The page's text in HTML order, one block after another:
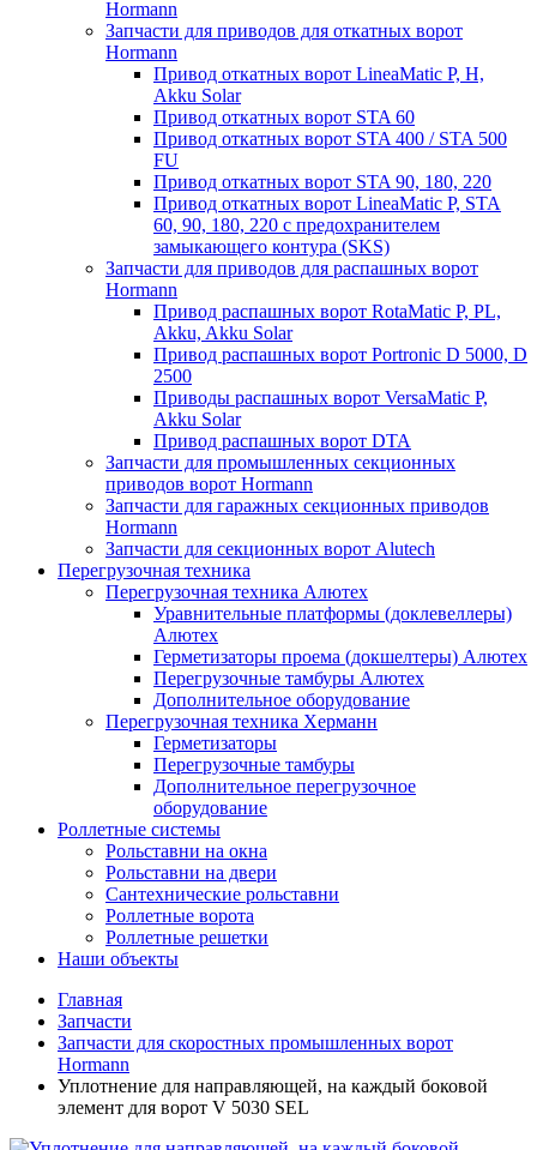
Hormann
Запчасти для приводов для откатных ворот
Hormann
Привод откатных ворот LineaMatic P, H,
Akku Solar
Привод откатных ворот STA 60
Привод откатных ворот STA 400 / STA 500
FU
Привод откатных ворот STA 90, 180, 220
Привод откатных ворот LineaMatic P, STA
60, 90, 180, 220 с предохранителем
замыкающего контура (SKS)
Запчасти для приводов для распашных ворот
Hormann
Привод распашных ворот RotaMatic P, PL,
Akku, Akku Solar
Привод распашных ворот Portronic D 5000, D
2500
Приводы распашных ворот VersaMatic P,
Akku Solar
Привод распашных ворот DTA
Запчасти для промышленных секционных
приводов ворот Hormann
Запчасти для гаражных секционных приводов
Hormann
Запчасти для секционных ворот Alutech
Перегрузочная техника
Перегрузочная техника Алютех
Уравнительные платформы (доклевеллеры)
Алютех
Герметизаторы проема (докшелтеры) Алютех
Перегрузочные тамбуры Алютех
Дополнительное оборудование
Перегрузочная техника Херманн
Герметизаторы
Перегрузочные тамбуры
Дополнительное перегрузочное
оборудование
Роллетные системы
Рольставни на окна
Рольставни на двери
Сантехнические рольставни
Роллетные ворота
Роллетные решетки
Наши объекты
Главная
Запчасти
Запчасти для скоростных промышленных ворот
Hormann
Уплотнение для направляющей, на каждый боковой
элемент для ворот V 5030 SEL